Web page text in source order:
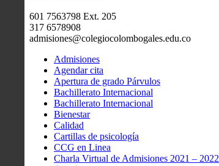
601 7563798 Ext. 205
317 6578908
admisiones@colegiocolombogales.edu.co
Admisiones
Agendar cita
Apertura de grado Párvulos
Bachillerato Internacional
Bachillerato Internacional
Bienestar
Calidad
Cartillas de psicología
CCG en Linea
Charla Virtual de Admisiones 2021 – 2022